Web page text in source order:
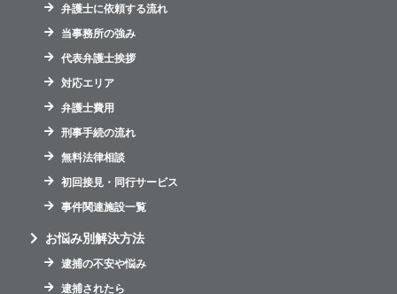
弁護士に依頼する流れ
当事務所の強み
代表弁護士挨拶
対応エリア
弁護士費用
刑事手続の流れ
無料法律相談
初回接見・同行サービス
事件関連施設一覧
お悩み別解決方法
逮捕の不安や悩み
逮捕されたら